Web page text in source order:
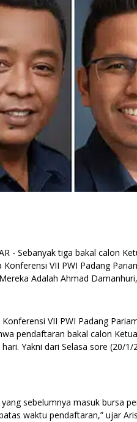
- Sebanyak tiga bakal calon
Konferensi VII PWI Padang
Adalah Ahmad
VII PWI Padang
pendaftaran bakal calon
Yakni dari Selasa sore (20/
sebelumnya masuk bursa
waktu pendaftaran,” ujar